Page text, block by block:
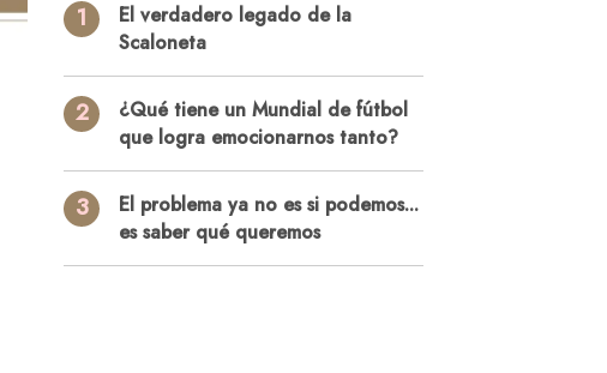
1
El verdadero legado de la
Scaloneta
2
¿Qué tiene un Mundial de fútbol
que logra emocionarnos tanto?
3
El problema ya no es si podemos...
es saber qué queremos